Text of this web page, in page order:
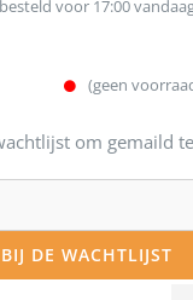
voor 17:00
(geen
om gemaild
DE WACHTLIJST